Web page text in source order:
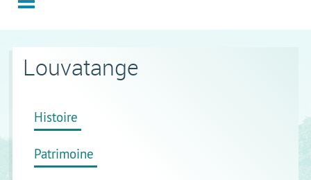
Louvatange
Histoire
Patrimoine